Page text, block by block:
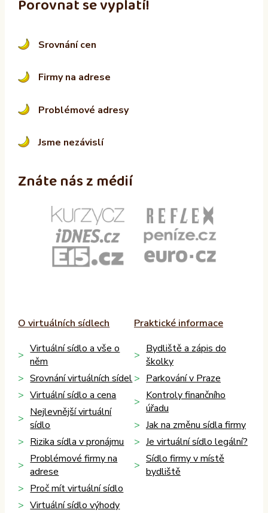
Porovnat se vyplatí!
Srovnání cen
Firmy na adrese
Problémové adresy
Jsme nezávislí
Znáte nás z médií
O virtuálních sídlech
Virtuální sídlo a vše o
něm
Srovnání virtuálních sídel
Virtuální sídlo a cena
Nejlevnější virtuální
sídlo
Rizika sídla v pronájmu
Problémové firmy na
adrese
Proč mít virtuální sídlo
Virtuální sídlo výhody
Praktické informace
Bydliště a zápis do
školky
Parkování v Praze
Kontroly finančního
úřadu
Jak na změnu sídla firmy
Je virtuální sídlo legální?
Sídlo firmy v místě
bydliště